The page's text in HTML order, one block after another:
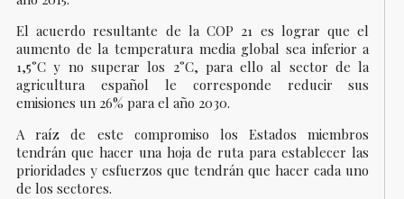
El acuerdo resultante de la COP 21 es lograr que el
aumento de la temperatura media global sea inferior a
1,5°C y no superar los 2°C, para ello al sector de la
agricultura español le corresponde reducir sus
emisiones un 26% para el año 2030.
A raíz de este compromiso los Estados miembros
tendrán que hacer una hoja de ruta para establecer las
prioridades y esfuerzos que tendrán que hacer cada uno
de los sectores.